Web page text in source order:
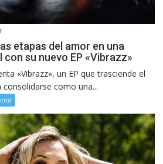
etapas del amor en una
su nuevo EP «Vibrazz»
«Vibrazz», un EP que trasciende el
como una...